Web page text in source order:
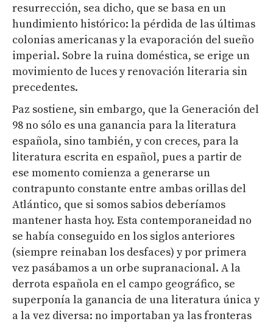
resurrección, sea dicho, que se basa en un
hundimiento histórico: la pérdida de las últimas
colonias americanas y la evaporación del sueño
imperial. Sobre la ruina doméstica, se erige un
movimiento de luces y renovación literaria sin
precedentes.
Paz sostiene, sin embargo, que la Generación del
98 no sólo es una ganancia para la literatura
española, sino también, y con creces, para la
literatura escrita en español, pues a partir de
ese momento comienza a generarse un
contrapunto constante entre ambas orillas del
Atlántico, que si somos sabios deberíamos
mantener hasta hoy. Esta contemporaneidad no
se había conseguido en los siglos anteriores
(siempre reinaban los desfaces) y por primera
vez pasábamos a un orbe supranacional. A la
derrota española en el campo geográfico, se
superponía la ganancia de una literatura única y
a la vez diversa: no importaban ya las fronteras